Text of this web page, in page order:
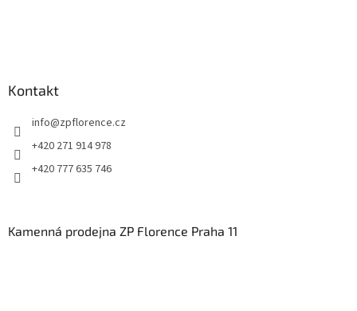
Kontakt
info@zpflorence.cz
+420 271 914 978
+420 777 635 746
Kamenná prodejna ZP Florence Praha 11